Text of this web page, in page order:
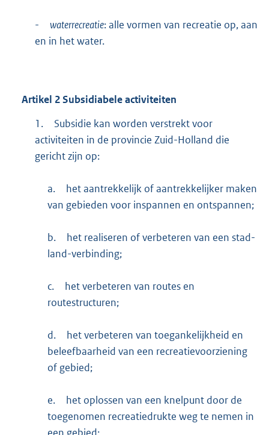
- waterrecreatie: alle vormen van recreatie op, aan
en in het water.
Artikel 2Subsidiabele activiteiten
1.
Subsidie kan worden verstrekt voor
activiteiten in de provincie Zuid-Holland die
gericht zijn op:
a.
het aantrekkelijk of aantrekkelijker maken
van gebieden voor inspannen en ontspannen;
b.
het realiseren of verbeteren van een stad-
land-verbinding;
c.
het verbeteren van routes en
routestructuren;
d.
het verbeteren van toegankelijkheid en
beleefbaarheid van een recreatievoorziening
of gebied;
e.
het oplossen van een knelpunt door de
toegenomen recreatiedrukte weg te nemen in